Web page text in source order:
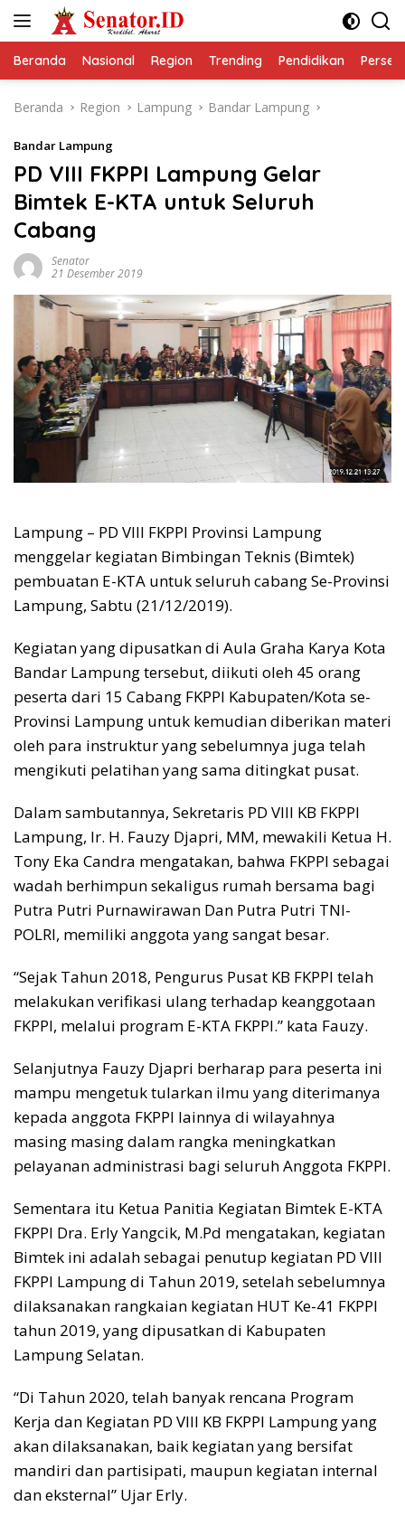
Beranda Nasional Region Trending Pendidikan
Beranda Region Lampung Bandar Lampung
Bandar Lampung
PD VIII FKPPI Lampung Gelar
Bimtek E-KTA untuk Seluruh
Cabang
Senator
21 Desember 2019
Lampung – PD VIII FKPPI Provinsi Lampung
menggelar kegiatan Bimbingan Teknis (Bimtek)
pembuatan E-KTA untuk seluruh cabang Se-Provinsi
Lampung, Sabtu (21/12/2019).
Kegiatan yang dipusatkan di Aula Graha Karya Kota
Bandar Lampung tersebut, diikuti oleh 45 orang
peserta dari 15 Cabang FKPPI Kabupaten/Kota se-
Provinsi Lampung untuk kemudian diberikan materi
oleh para instruktur yang sebelumnya juga telah
mengikuti pelatihan yang sama ditingkat pusat.
Dalam sambutannya, Sekretaris PD VIII KB FKPPI
Lampung, Ir. H. Fauzy Djapri, MM, mewakili Ketua H.
Tony Eka Candra mengatakan, bahwa FKPPI sebagai
wadah berhimpun sekaligus rumah bersama bagi
Putra Putri Purnawirawan Dan Putra Putri TNI-
POLRI, memiliki anggota yang sangat besar.
“Sejak Tahun 2018, Pengurus Pusat KB FKPPI telah
melakukan verifikasi ulang terhadap keanggotaan
FKPPI, melalui program E-KTA FKPPI.” kata Fauzy.
Selanjutnya Fauzy Djapri berharap para peserta ini
mampu mengetuk tularkan ilmu yang diterimanya
kepada anggota FKPPI lainnya di wilayahnya
masing masing dalam rangka meningkatkan
pelayanan administrasi bagi seluruh Anggota FKPPI.
Sementara itu Ketua Panitia Kegiatan Bimtek E-KTA
FKPPI Dra. Erly Yangcik, M.Pd mengatakan, kegiatan
Bimtek ini adalah sebagai penutup kegiatan PD VIII
FKPPI Lampung di Tahun 2019, setelah sebelumnya
dilaksanakan rangkaian kegiatan HUT Ke-41 FKPPI
tahun 2019, yang dipusatkan di Kabupaten
Lampung Selatan.
“Di Tahun 2020, telah banyak rencana Program
Kerja dan Kegiatan PD VIII KB FKPPI Lampung yang
akan dilaksanakan, baik kegiatan yang bersifat
mandiri dan partisipati, maupun kegiatan internal
dan eksternal” Ujar Erly.